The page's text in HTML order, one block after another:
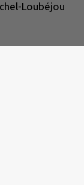
Loubéjou